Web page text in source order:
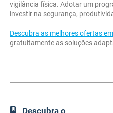
vigilância física. Adotar um
investir na segurança,
Descubra as melhores ofertas
gratuitamente as soluções
Descubra o